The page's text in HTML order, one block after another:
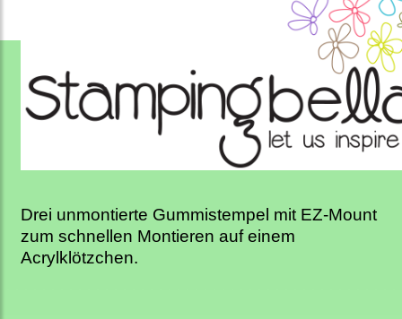
Drei unmontierte Gummistempel mit EZ-Mount
zum schnellen Montieren auf einem
Acrylklötzchen.